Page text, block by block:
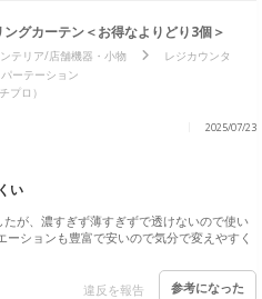
グカーテン＜お得なよりどり3個＞
テリア/店舗機器・小物
レジカウンタ
パーテーション
プロ）
2025/07/23
い
が、濃すぎず薄すぎずで透けないので使い
ーションも豊富で安いので気分で変えやすく
違反を報告 参考になった